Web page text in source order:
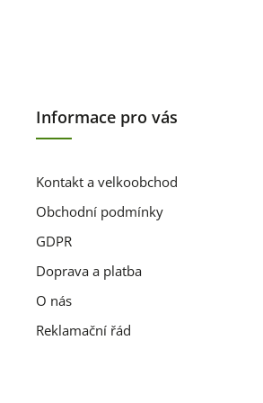
Informace pro vás
Kontakt a velkoobchod
Obchodní podmínky
GDPR
Doprava a platba
O nás
Reklamační řád